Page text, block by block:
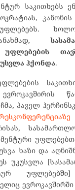
საკითხებს
უფლებების
ჰქონდა.
პაველ
ხაზი და
უკუსვლა
უფლებებში]
ევროკავშირში